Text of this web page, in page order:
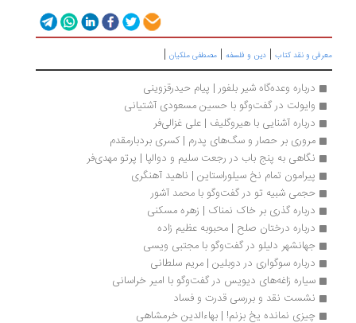
و نقد کتاب|دین و فلسفه|مصطفی ملکیان|
درباره وعده‌گاه شیر بلفور | پیام حیدرقزوینی
وایولت در گفت‌وگو با حسین مسعودی آشتیانی
درباره آشنایی با هیروگلیف | علی غزالی‌فر
مروری بر حصار و سگ‌های پدرم | کسری بردبار‌مقدم
نگاهی به پنج باب در رجعت سلیم و دوالپا | پرتو مهدی‌فر
پیرامون تمام نخ سیلوراستاین | ناهید آهنگری
حجمی شبیه تو در گفت‌وگو با محمد آشور
درباره گذری بر خاک نمناک | زهره مسکنی
درباره درختان صلح | محبوبه عظیم زاده
جهانشهر دلیلو در گفت‌وگو با مجتبی ویسی
درباره سوگواری در دوبلین | مریم سلطانی
سیاره زاغه‌های دیویس در گفت‌وگو با امیر خراسانی
نشست نقد و بررسی قدرت و فساد
چیزی نمانده یخ بزنم! | بهاءالدین خرمشاهی